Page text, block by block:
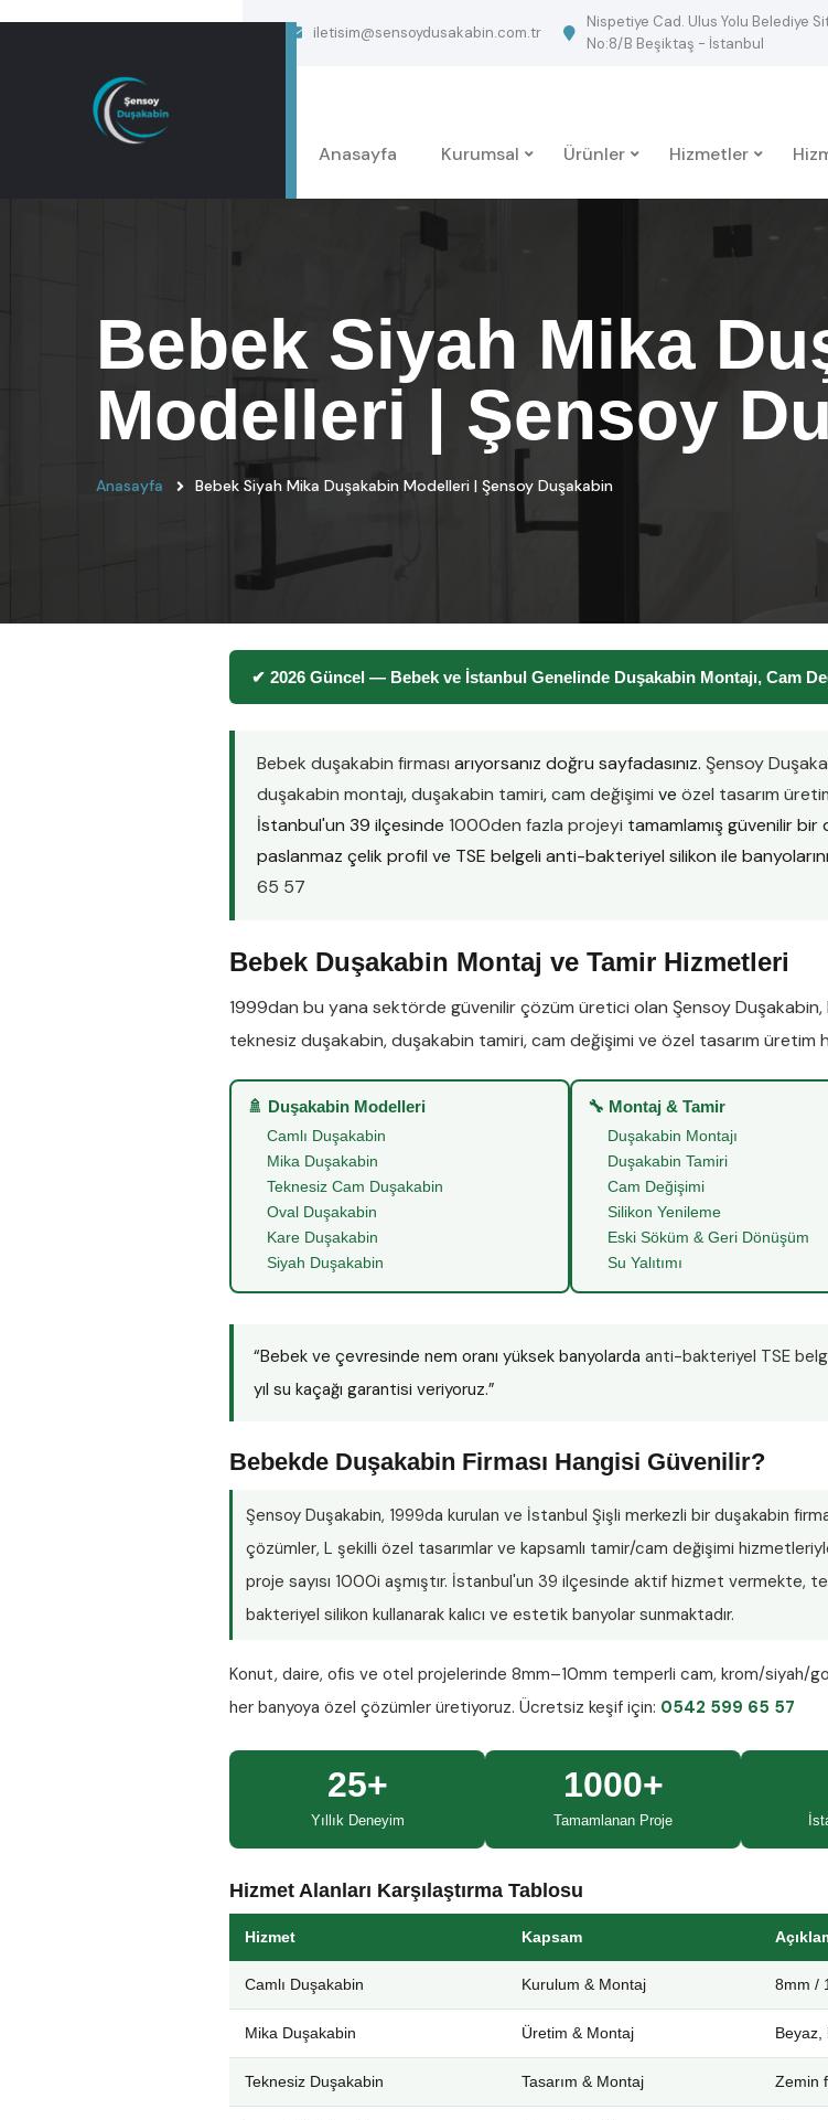
iletisim@sensoydusakabin.com.tr
Nispetiye Cad. Ulus Yolu Belediye
No:8/B Beşiktaş - İstanbul
Anasayfa Kurumsal Ürünler Hizmetler
Bebek Siyah Mika
Modelleri | Şensoy
Anasayfa Bebek Siyah Mika Duşakabin Modelleri | Şensoy Duşakabin
✔ 2026 Güncel — Bebek ve İstanbul Genelinde Duşakabin Montajı, Cam
Bebek duşakabin firması arıyorsanız doğru sayfadasınız. Şensoy
duşakabin montajı,duşakabin tamiri,cam değişimi ve özel tasarım
İstanbul'un 39 ilçesinde 1000den fazla projeyi tamamlamış güvenilir bir
paslanmaz çelik profil ve TSE belgeli anti-bakteriyel silikon ile
65 57
Bebek Duşakabin Montaj ve Tamir Hizmetleri
1999dan bu yana sektörde güvenilir çözüm üretici olan Şensoy Duşakabin,
teknesiz duşakabin,duşakabin tamiri,cam değişimi ve özel tasarım üretim
🚿 Duşakabin Modelleri
Camlı Duşakabin
Mika Duşakabin
Teknesiz Cam Duşakabin
Oval Duşakabin
Kare Duşakabin
Siyah Duşakabin
🔧 Montaj & Tamir
Duşakabin Montajı
Duşakabin Tamiri
Cam Değişimi
Silikon Yenileme
Eski Söküm & Geri Dönüşüm
Su Yalıtımı
“Bebek ve çevresinde nem oranı yüksek banyolarda anti-bakteriyel TSE
yıl su kaçağı garantisi veriyoruz.”
Bebekde Duşakabin Firması Hangisi Güvenilir?
Şensoy Duşakabin, 1999da kurulan ve İstanbul Şişli merkezli bir duşakabin
çözümler, L şekilli özel tasarımlar ve kapsamlı tamir/cam değişimi
proje sayısı 1000i aşmıştır. İstanbul'un 39 ilçesinde aktif hizmet vermekte,
bakteriyel silikon kullanarak kalıcı ve estetik banyolar sunmaktadır.
Konut, daire, ofis ve otel projelerinde 8mm–10mm temperli cam, krom/siyah/
her banyoya özel çözümler üretiyoruz. Ücretsiz keşif için: 0542 599 65 57
25+
Yıllık Deneyim
1000+
Tamamlanan Proje
Hizmet Alanları Karşılaştırma Tablosu
Hizmet Kapsam
Camlı Duşakabin Kurulum & Montaj 8mm /
Mika Duşakabin Üretim & Montaj Beyaz,
Teknesiz Duşakabin Tasarım & Montaj Zemin